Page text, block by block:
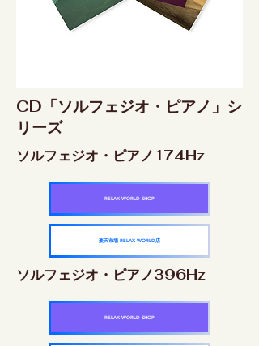
CD「ソルフェジオ・ピアノ」シ
リーズ
ソルフェジオ・ピアノ174Hz
RELAX WORLD SHOP
楽天市場 RELAX WORLD店
ソルフェジオ・ピアノ396Hz
RELAX WORLD SHOP